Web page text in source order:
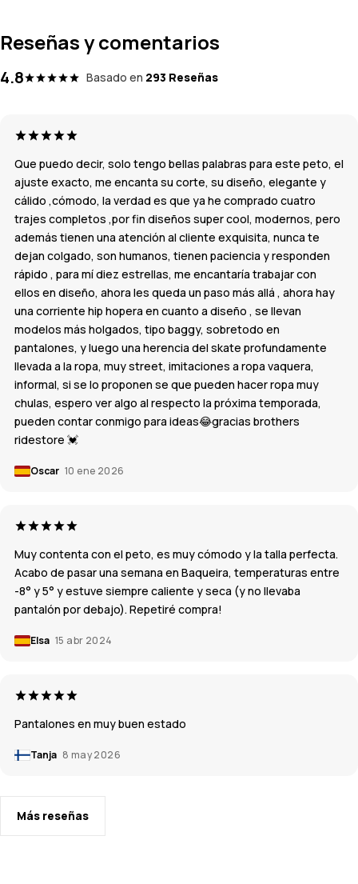
Reseñas y comentarios
4.8 Basado en 293 Reseñas
Que puedo decir, solo tengo bellas palabras para este peto, el
ajuste exacto, me encanta su corte, su diseño, elegante y
cálido ,cómodo, la verdad es que ya he comprado cuatro
trajes completos ,por fin diseños super cool, modernos, pero
además tienen una atención al cliente exquisita, nunca te
dejan colgado, son humanos, tienen paciencia y responden
rápido , para mí diez estrellas, me encantaría trabajar con
ellos en diseño, ahora les queda un paso más allá , ahora hay
una corriente hip hopera en cuanto a diseño , se llevan
modelos más holgados, tipo baggy, sobretodo en
pantalones, y luego una herencia del skate profundamente
llevada a la ropa, muy street, imitaciones a ropa vaquera,
informal, si se lo proponen se que pueden hacer ropa muy
chulas, espero ver algo al respecto la próxima temporada,
pueden contar conmigo para ideas😂gracias brothers
ridestore 💓
Oscar 10 ene 2026
Muy contenta con el peto, es muy cómodo y la talla perfecta.
Acabo de pasar una semana en Baqueira, temperaturas entre
-8° y 5° y estuve siempre caliente y seca (y no llevaba
pantalón por debajo). Repetiré compra!
Elsa 15 abr 2024
Pantalones en muy buen estado
Tanja 8 may 2026
Más reseñas